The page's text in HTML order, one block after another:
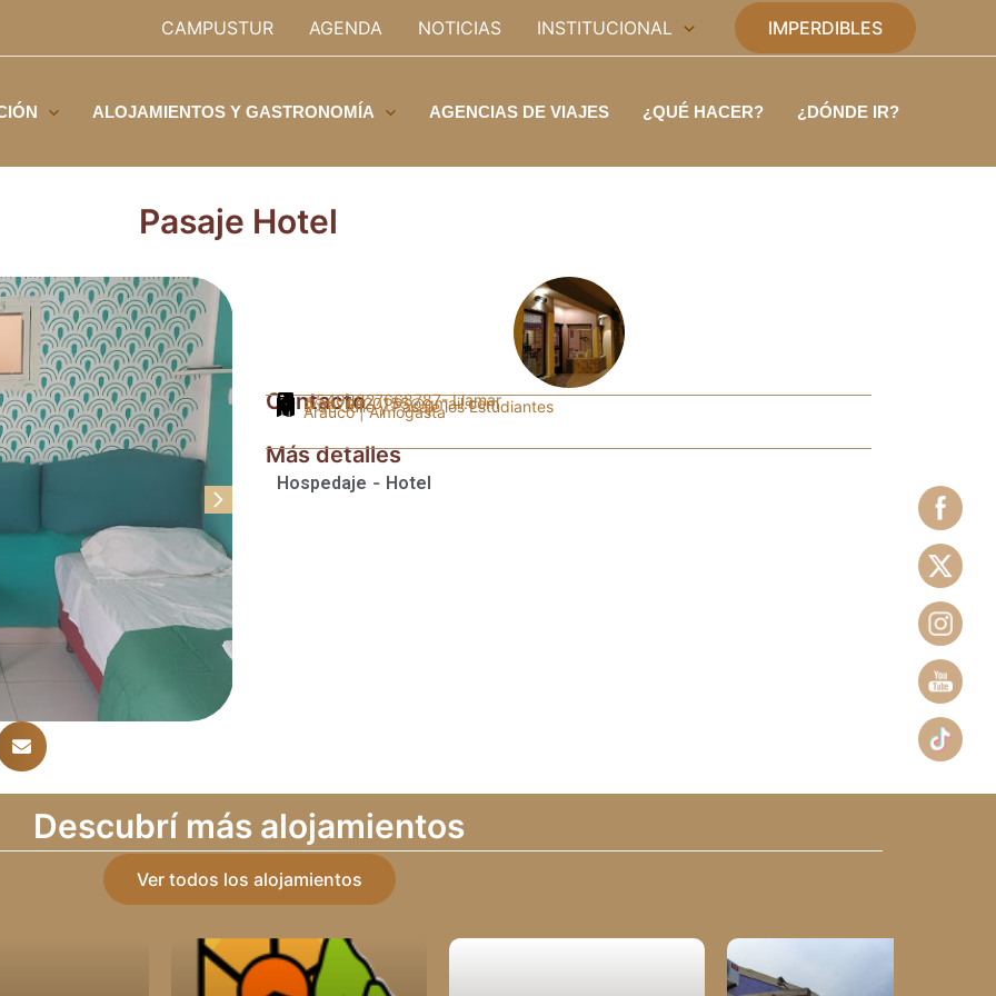
CAMPUSTUR AGENDA NOTICIAS INSTITUCIONAL IMPERDIBLES
ALOJAMIENTOS Y GASTRONOMÍA AGENCIAS DE VIAJES ¿QUÉ HACER? ¿DÓNDE IR?
Pasaje Hotel
Contacto
+5493827668787- Llamar
ivanvilla20155@gmail.com
9 de Julio y Pasaje los Estudiantes
Arauco | Aimogasta
Más detalles
Hospedaje - Hotel
Descubrí más alojamientos
Ver todos los alojamientos